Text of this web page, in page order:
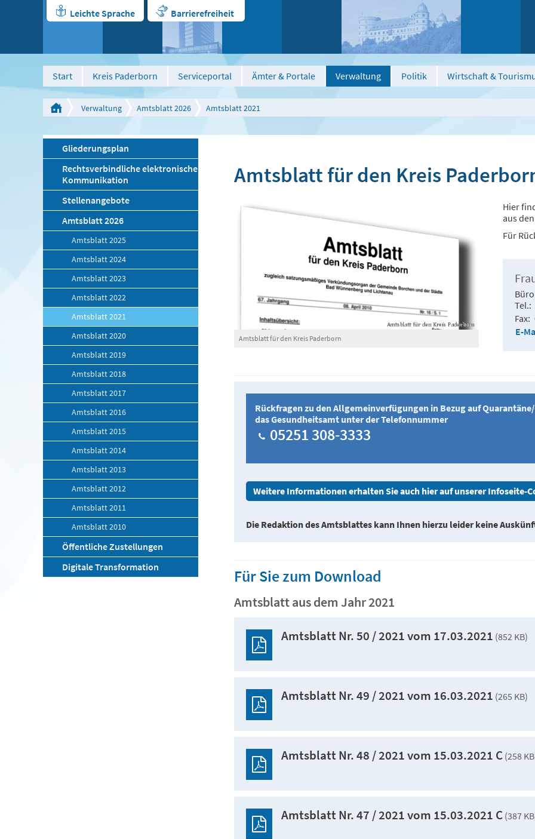
Leichte Sprache Barrierefreiheit
Start Kreis Paderborn Serviceportal Ämter & Portale Verwaltung Politik Wirtschaft &
Verwaltung Amtsblatt 2026 Amtsblatt 2021
Gliederungsplan
Rechtsverbindliche elektronische
Kommunikation
Stellenangebote
Amtsblatt 2026
Amtsblatt 2025
Amtsblatt 2024
Amtsblatt 2023
Amtsblatt 2022
Amtsblatt 2021
Amtsblatt 2020
Amtsblatt 2019
Amtsblatt 2018
Amtsblatt 2017
Amtsblatt 2016
Amtsblatt 2015
Amtsblatt 2014
Amtsblatt 2013
Amtsblatt 2012
Amtsblatt 2011
Amtsblatt 2010
Öffentliche Zustellungen
Digitale Transformation
Amtsblatt für den Kreis
Amtsblatt für den Kreis Paderborn
Hier
aus
Für
Tel.
Fax
E-
Rückfragen zu den Allgemeinverfügungen in Bezug auf
das Gesundheitsamt unter der Telefonnummer
05251 308-3333
Weitere Informationen erhalten Sie auch hier auf unserer Infoseite-
Die Redaktion des Amtsblattes kann Ihnen hierzu leider keine
Für Sie zum Download
Amtsblatt aus dem Jahr 2021
Amtsblatt Nr. 50 / 2021 vom 17.03.2021 (852 KB)
Amtsblatt Nr. 49 / 2021 vom 16.03.2021 (265 KB)
Amtsblatt Nr. 48 / 2021 vom 15.03.2021 C (258
Amtsblatt Nr. 47 / 2021 vom 15.03.2021 C (387